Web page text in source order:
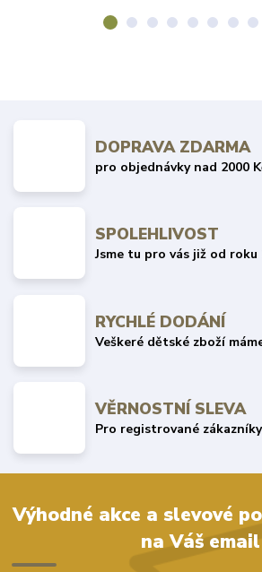
DOPRAVA ZDARMA
pro objednávky nad 2000
SPOLEHLIVOST
Jsme tu pro vás již od roku
RYCHLÉ DODÁNÍ
Veškeré dětské zboží
VĚRNOSTNÍ SLEVA
Pro registrované
Výhodné akce a slevové
na Váš email